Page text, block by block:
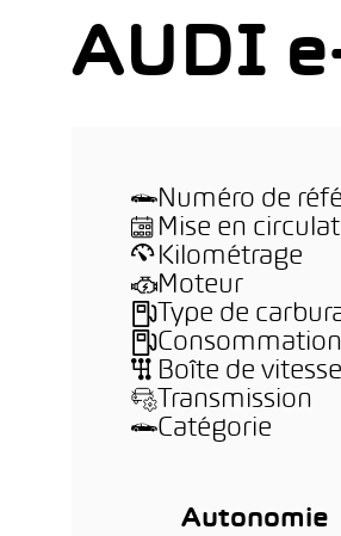
AUDI
Numéro de
Mise en
Kilométrage
Moteur
Type de
Boîte de
Transmission
Catégorie
Autonomie